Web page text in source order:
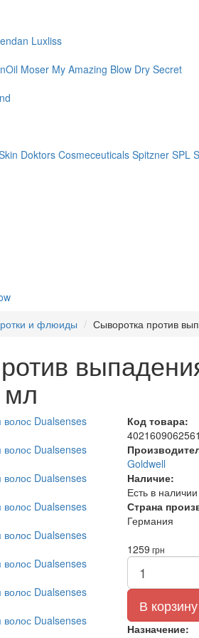
Luxliss
Moser My Amazing Blow Dry Secret
Doktors Cosmeceuticals Spitzner SPL
и флюиды Сыворотка против
мл
Код товара:
4021609062561
Goldwell
Наличие:
Есть в наличии
Страна
Германия
1259 грн
В корзину
Назначение: